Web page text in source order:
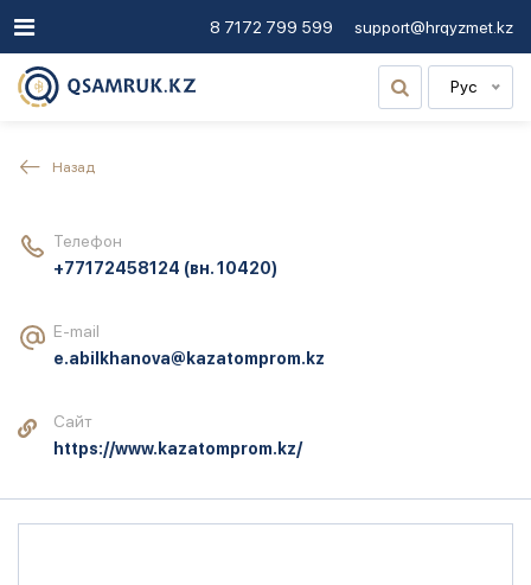
8 7172 799 599 support@hrqyzmet.kz
Рус
Назад
Телефон
+77172458124 (вн. 10420)
E-mail
e.abilkhanova@kazatomprom.kz
Сайт
https://www.kazatomprom.kz/